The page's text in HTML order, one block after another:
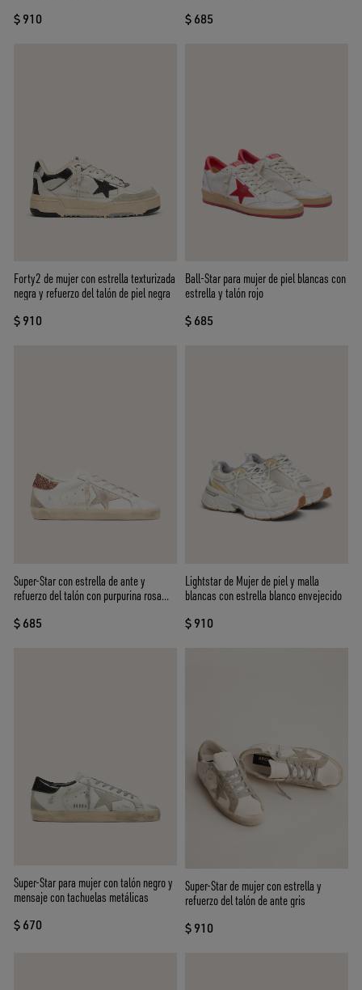
$ 910 $ 685
Forty2 de mujer con estrella texturizada
negra y refuerzo del talón de piel negra
$ 910
Ball-Star para mujer de piel blancas con
estrella y talón rojo
$ 685
Super-Star con estrella de ante y
refuerzo del talón con purpurina rosa
$ 685
Lightstar de Mujer de piel y malla
blancas con estrella blanco envejecido
$ 910
Super-Star para mujer con talón negro y
mensaje con tachuelas metálicas
$ 670
Super-Star de mujer con estrella y
refuerzo del talón de ante gris
$ 910